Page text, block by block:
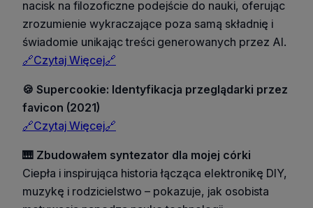
nacisk na filozoficzne podejście do nauki, oferując
zrozumienie wykraczające poza samą składnię i
świadomie unikając treści generowanych przez AI.
🔗Czytaj Więcej🔗
🍪 Supercookie: Identyfikacja przeglądarki przez
favicon (2021)
🔗Czytaj Więcej🔗
🎹 Zbudowałem syntezator dla mojej córki
Ciepła i inspirująca historia łącząca elektronikę DIY,
muzykę i rodzicielstwo – pokazuje, jak osobista